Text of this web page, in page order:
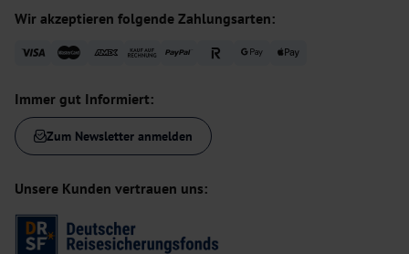
Wir akzeptieren folgende Zahlungsarten:
Immer gut Informiert:
Zum Newsletter anmelden
Unsere Kunden vertrauen uns: